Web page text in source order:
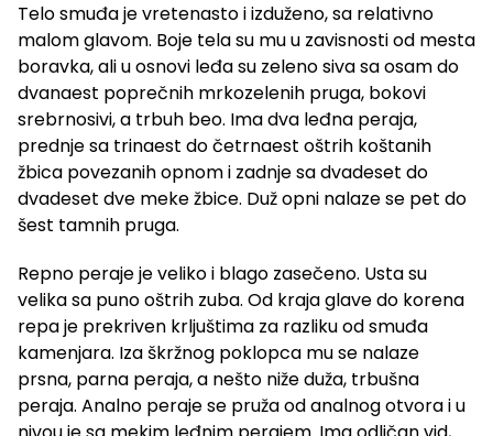
Telo smuđa je vretenasto i izduženo, sa relativno
malom glavom. Boje tela su mu u zavisnosti od mesta
boravka, ali u osnovi leđa su zeleno siva sa osam do
dvanaest poprečnih mrkozelenih pruga, bokovi
srebrnosivi, a trbuh beo. Ima dva leđna peraja,
prednje sa trinaest do četrnaest oštrih koštanih
žbica povezanih opnom i zadnje sa dvadeset do
dvadeset dve meke žbice. Duž opni nalaze se pet do
šest tamnih pruga.
Repno peraje je veliko i blago zasečeno. Usta su
velika sa puno oštrih zuba. Od kraja glave do korena
repa je prekriven krljuštima za razliku od smuđa
kamenjara. Iza škržnog poklopca mu se nalaze
prsna, parna peraja, a nešto niže duža, trbušna
peraja. Analno peraje se pruža od analnog otvora i u